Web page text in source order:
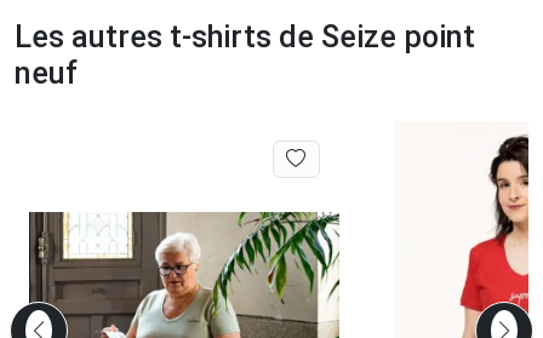
Les autres t-shirts de Seize point
neuf